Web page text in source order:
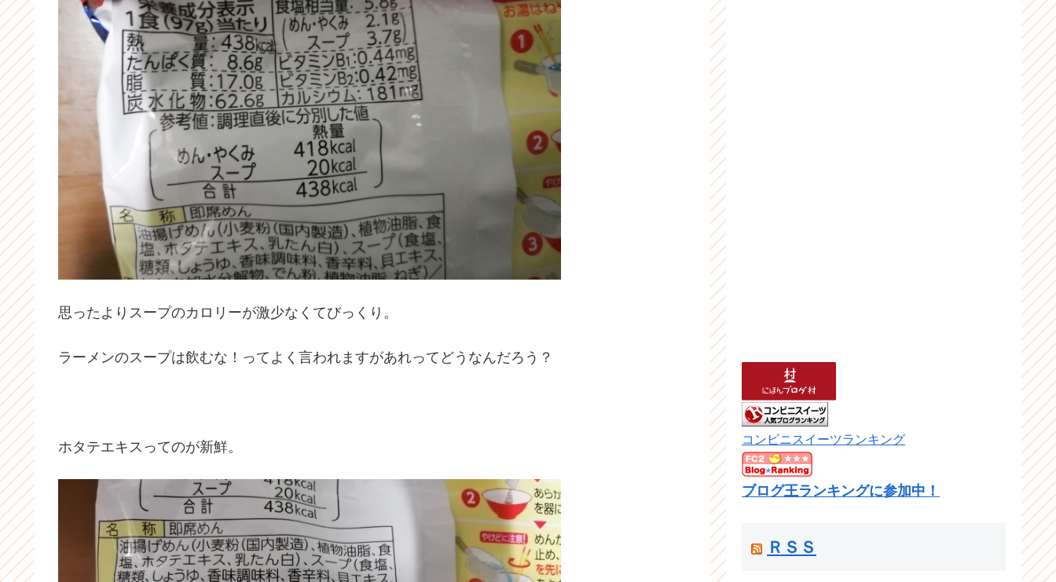
思ったよりスープのカロリーが激少なくてびっくり。
ラーメンのスープは飲むな！ってよく言われますがあれってどうなんだろう？
ホタテエキスってのが新鮮。
コンビニスイーツランキング
ブログ王ランキングに参加中！
ＲＳＳ